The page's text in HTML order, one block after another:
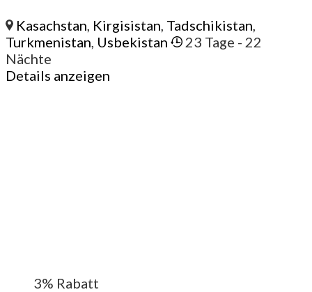
Kasachstan Kirgisistan Tadschikistan
Turkmenistan Usbekistan 23 Tage - 22
Nächte
Details anzeigen
3% Rabatt